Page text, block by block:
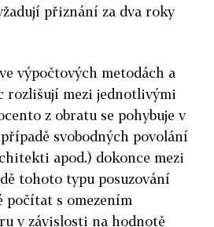
přiznání za dva roky
výpočtových metodách a
rozlišují mezi jednotlivými
z obratu se pohybuje v
svobodných povolání
apod.) dokonce mezi
tohoto typu posuzování
počítat s omezením
v závislosti na hodnotě